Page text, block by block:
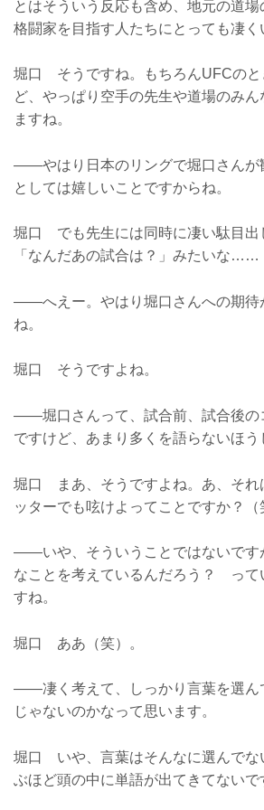
とはそういう反応も含め、地元の道
格闘家を目指す人たちにとっても凄く
堀口 そうですね。もちろんUFCのと
ど、やっぱり空手の先生や道場のみ
ますね。
――やはり日本のリングで堀口さんが
としては嬉しいことですからね。
堀口 でも先生には同時に凄い駄目出
「なんだあの試合は？」みたいな……
――へえー。やはり堀口さんへの期待
ね。
堀口 そうですよね。
――堀口さんって、試合前、試合後の
ですけど、あまり多くを語らないほう
堀口 まあ、そうですよね。あ、それ
ッターでも呟けよってことですか？（
――いや、そういうことではないで
なことを考えているんだろう？ って
すね。
堀口 ああ（笑）。
――凄く考えて、しっかり言葉を選ん
じゃないのかなって思います。
堀口 いや、言葉はそんなに選んでな
ぶほど頭の中に単語が出てきてないで